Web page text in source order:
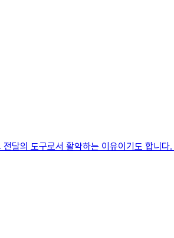
달의 도구로서 활약하는 이유이기도 합니